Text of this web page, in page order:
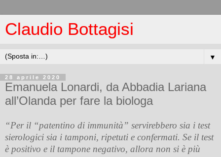
Claudio Bottagisi
▼
28 aprile 2020
Emanuela Lonardi, da Abbadia Lariana
all’Olanda per fare la biologa
“Per il “patentino di immunità” servirebbero sia i test
sierologici sia i tamponi, ripetuti e confermati. Se il test
è positivo e il tampone negativo, allora non si è più